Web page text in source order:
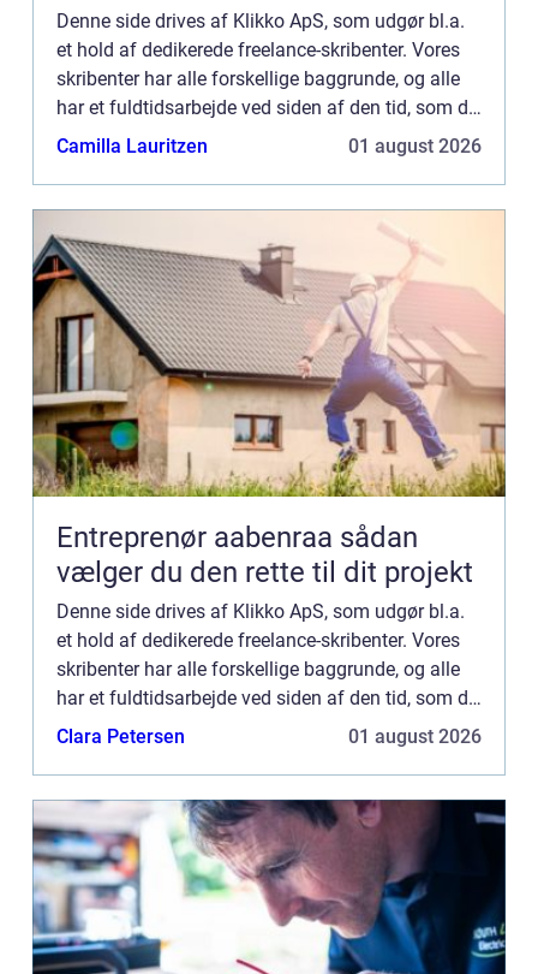
Denne side drives af Klikko ApS, som udgør bl.a.
et hold af dedikerede freelance-skribenter. Vores
skribenter har alle forskellige baggrunde, og alle
har et fuldtidsarbejde ved siden af den tid, som de
bruger på at skrive aktuelle indlæg til denne bl...
Camilla Lauritzen 01 august 2026
Entreprenør aabenraa sådan
vælger du den rette til dit projekt
Denne side drives af Klikko ApS, som udgør bl.a.
et hold af dedikerede freelance-skribenter. Vores
skribenter har alle forskellige baggrunde, og alle
har et fuldtidsarbejde ved siden af den tid, som de
bruger på at skrive aktuelle indlæg til denne bl...
Clara Petersen 01 august 2026